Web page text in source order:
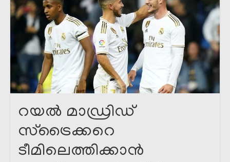
റയൽ മാഡ്രിഡ്‌
സ്‌ട്രൈക്കറെ
ടീമിലെത്തിക്കാൻ